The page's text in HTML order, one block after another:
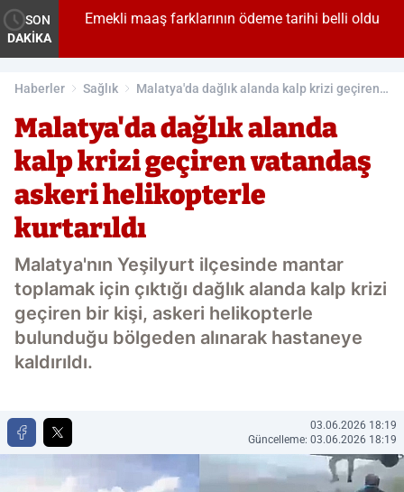
SON
DAKİKA
Emekli maaş farklarının ödeme tarihi belli oldu
Haberler Sağlık
Malatya'da dağlık alanda kalp krizi geçiren
Malatya'da dağlık alanda
kalp krizi geçiren vatandaş
askeri helikopterle
kurtarıldı
Malatya'nın Yeşilyurt ilçesinde mantar
toplamak için çıktığı dağlık alanda kalp krizi
geçiren bir kişi, askeri helikopterle
bulunduğu bölgeden alınarak hastaneye
kaldırıldı.
03.06.2026 18:19
Güncelleme: 03.06.2026 18:19